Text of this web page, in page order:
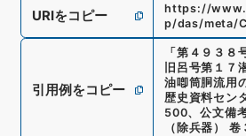
URIをコピー
https://
p/das/meta/
引用例をコピー
「 第４９３８
旧呂号第１７
油喞筒胴流用
歴史資料セン
500、公文備
（除兵器） 卷